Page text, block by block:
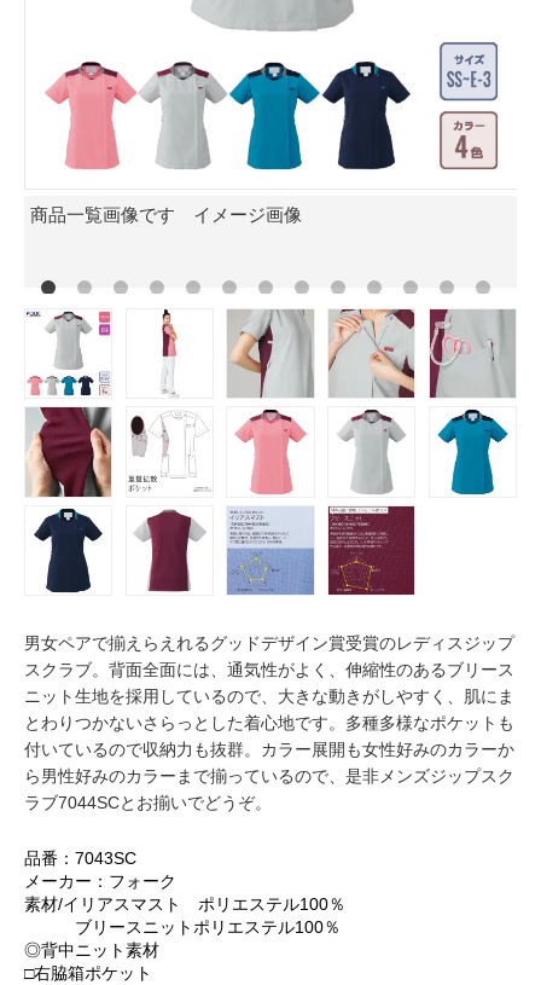
商品一覧画像です イメージ画像
男女ペアで揃えらえれるグッドデザイン賞受賞のレディスジップ
スクラブ。背面全面には、通気性がよく、伸縮性のあるブリース
ニット生地を採用しているので、大きな動きがしやすく、肌にま
とわりつかないさらっとした着心地です。多種多様なポケットも
付いているので収納力も抜群。カラー展開も女性好みのカラーか
ら男性好みのカラーまで揃っているので、是非メンズジップスク
ラブ7044SCとお揃いでどうぞ。
品番：7043SC
メーカー：フォーク
素材/イリアスマスト ポリエステル100％
ブリースニットポリエステル100％
◎背中ニット素材
□右脇箱ポケット